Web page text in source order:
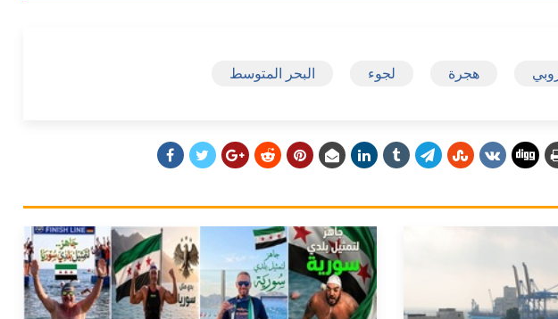
هجرة لجوء البحر المتوسط